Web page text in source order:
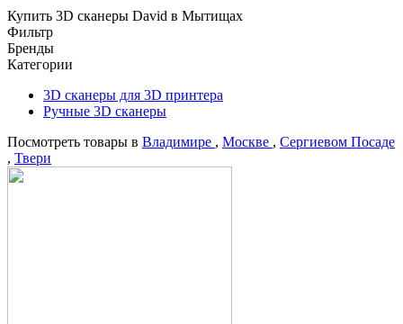
Купить 3D сканеры David в Мытищах
Фильтр
Бренды
Категории
3D сканеры для 3D принтера
Ручные 3D сканеры
Посмотреть товары в Владимире , Москве , Сергиевом Посаде
, Твери